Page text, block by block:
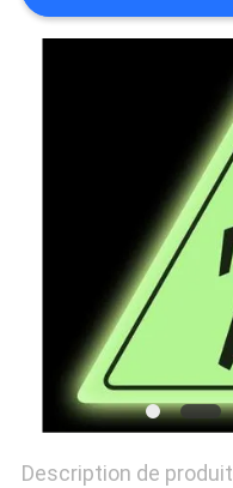
Description de produit